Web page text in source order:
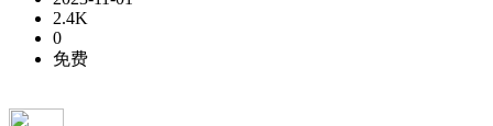
2.4K
0
免费